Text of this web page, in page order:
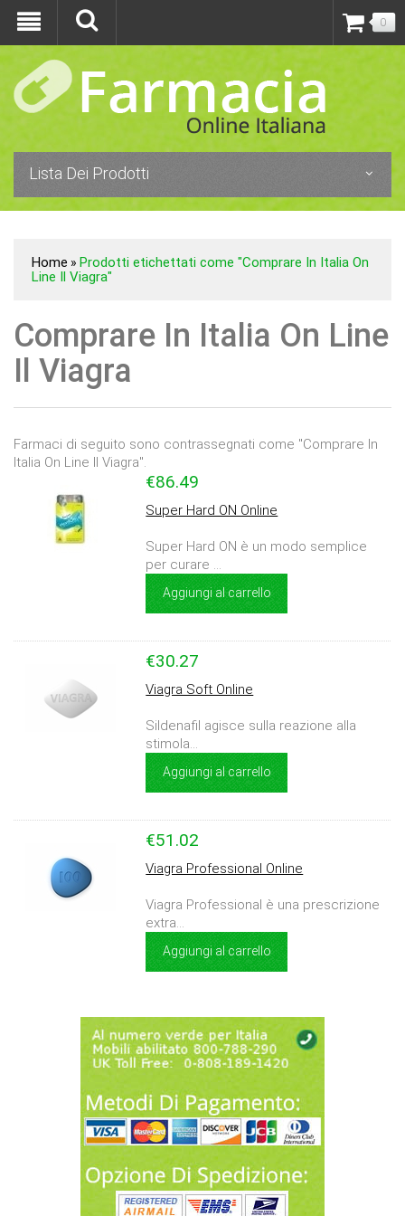
0
Lista Dei Prodotti
Home » Prodotti etichettati come "Comprare In Italia On
Line Il Viagra"
Comprare In Italia On Line
Il Viagra
Farmaci di seguito sono contrassegnati come "Comprare In
Italia On Line Il Viagra".
€86.49
Super Hard ON Online
Super Hard ON è un modo semplice
per curare ...
Aggiungi al carrello
€30.27
Viagra Soft Online
Sildenafil agisce sulla reazione alla
stimola...
Aggiungi al carrello
€51.02
Viagra Professional Online
Viagra Professional è una prescrizione
extra...
Aggiungi al carrello